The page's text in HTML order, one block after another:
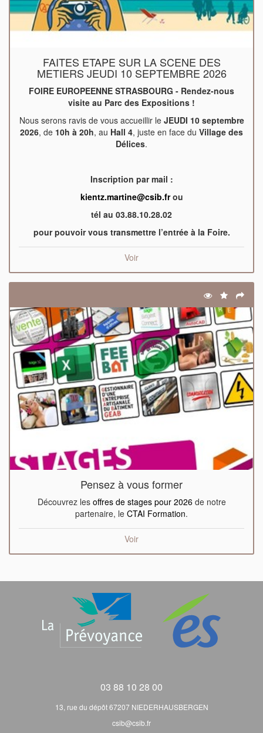
FAITES ETAPE SUR LA SCENE DES
METIERS JEUDI 10 SEPTEMBRE 2026
FOIRE EUROPEENNE STRASBOURG - Rendez-nous
visite au Parc des Expositions !
Nous serons ravis de vous accueillir le JEUDI 10 septembre
2026, de 10h à 20h, au Hall 4, juste en face du Village des
Délices.
Inscription par mail :
kientz.martine@csib.frou
tél au 03.88.10.28.02
pour pouvoir vous transmettre l’entrée à la Foire.
Voir
Pensez à vous former
Découvrez les offres de stages pour 2026de notre
partenaire, le CTAI Formation.
Voir
03 88 10 28 00
13, rue du dépôt 67207 NIEDERHAUSBERGEN
csib@csib.fr